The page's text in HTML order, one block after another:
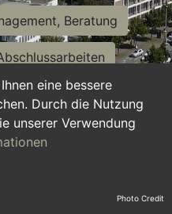
eine bessere
Durch die Nutzung
unserer Verwendung
Beratung
Sekretariat
Ausbildung Photo Credit